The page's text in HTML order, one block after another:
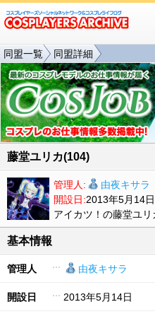
同盟一覧 同盟詳細
藤堂ユリカ(104)
管理人:
由夜キサラ
開設日:2013年5月14日
アイカツ！の藤堂ユ
基本情報
管理人 由夜キサラ
開設日 2013年5月14日